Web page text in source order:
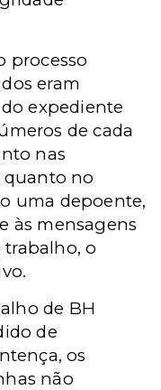
processo
eram
expediente
de cada
nas
quanto no
uma depoente,
às mensagens
trabalho, o
de BH
de
os
não